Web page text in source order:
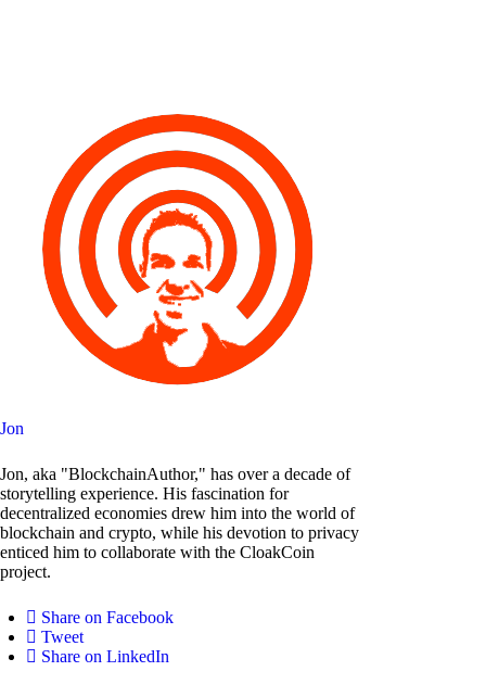
Jon
Jon, aka "BlockchainAuthor," has over a decade of
storytelling experience. His fascination for
decentralized economies drew him into the world of
blockchain and crypto, while his devotion to privacy
enticed him to collaborate with the CloakCoin
project.
Share on Facebook
Tweet
Share on LinkedIn